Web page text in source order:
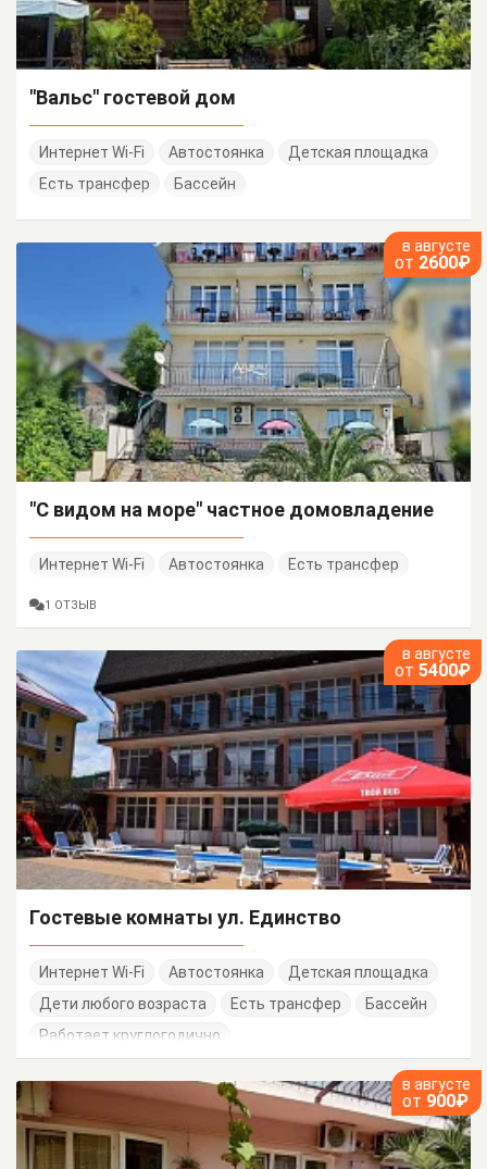
"Вальс" гостевой дом
Интернет Wi-Fi Автостоянка
Детская площадка
Есть трансфер
Бассейн
в августе
от 2600₽
"С видом на море" частное домовладение
Интернет Wi-Fi Автостоянка Есть трансфер
1 ОТЗЫВ
в августе
от 5400₽
Гостевые комнаты ул. Единство
Интернет Wi-Fi Автостоянка
Детская площадка
Дети любого возраста
Есть трансфер
Бассейн
Работает круглогодично
в августе
от 900₽